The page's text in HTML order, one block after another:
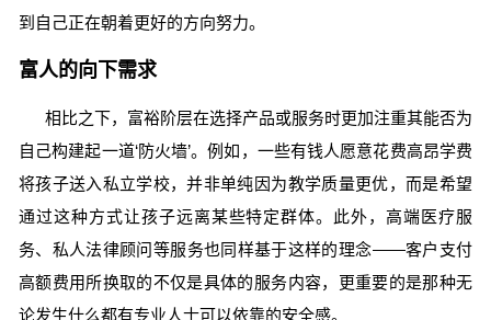
到自己正在朝着更好的方向努力。
富人的向下需求
相比之下，富裕阶层在选择产品或服务时更加注重其能否为
自己构建起一道‘防火墙’。例如，一些有钱人愿意花费高昂学费
将孩子送入私立学校，并非单纯因为教学质量更优，而是希望
通过这种方式让孩子远离某些特定群体。此外，高端医疗服
务、私人法律顾问等服务也同样基于这样的理念——客户支付
高额费用所换取的不仅是具体的服务内容，更重要的是那种无
论发生什么都有专业人士可以依靠的安全感。